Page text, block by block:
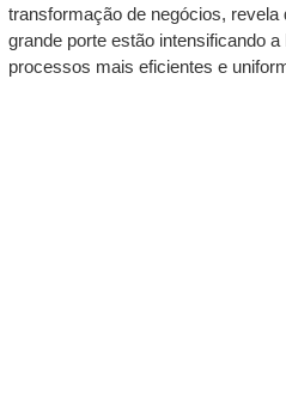
transformação de negócios, revela
grande porte estão intensificando a
processos mais eficientes e